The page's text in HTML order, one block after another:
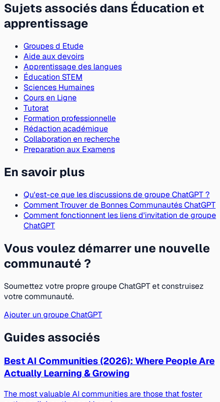
Sujets associés dans Éducation et
apprentissage
Groupes d Etude
Aide aux devoirs
Apprentissage des langues
Éducation STEM
Sciences Humaines
Cours en Ligne
Tutorat
Formation professionnelle
Rédaction académique
Collaboration en recherche
Preparation aux Examens
En savoir plus
Qu'est-ce que les discussions de groupe ChatGPT ?
Comment Trouver de Bonnes Communautés ChatGPT
Comment fonctionnent les liens d'invitation de groupe
ChatGPT
Vous voulez démarrer une nouvelle
communauté ?
Soumettez votre propre groupe ChatGPT et construisez
votre communauté.
Ajouter un groupe ChatGPT
Guides associés
Best AI Communities (2026): Where People Are
Actually Learning & Growing
The most valuable AI communities are those that foster